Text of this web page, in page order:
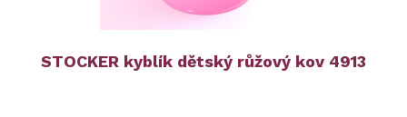
STOCKER kyblík dětský růžový kov 4913